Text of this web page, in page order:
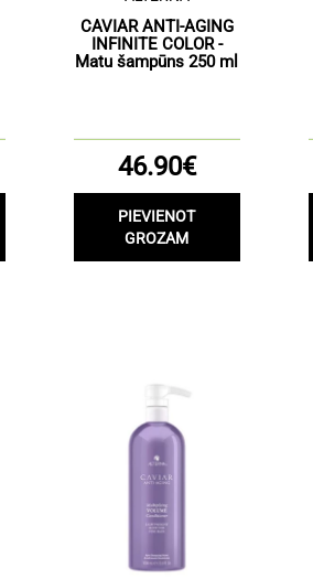
CAVIAR ANTI-AGING
INFINITE COLOR -
Matu šampūns 250 ml
46.90€
PIEVIENOT
GROZAM